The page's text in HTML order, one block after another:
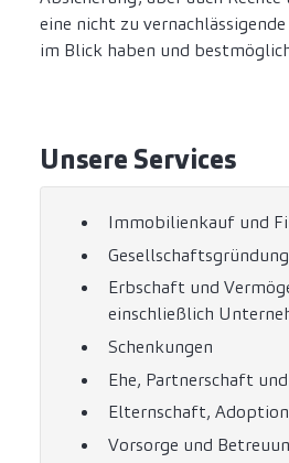
eine nicht zu
im Blick haben und
Unsere Services
Immobilienkauf und
Erbschaft und
einschließlich
Schenkungen
Ehe, Partnerschaft
Elternschaft, Adoption
Vorsorge und